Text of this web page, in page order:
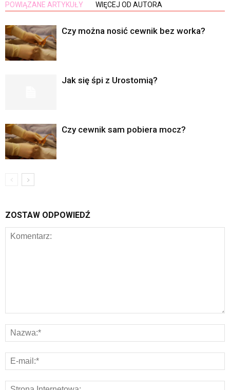
POWIĄZANE ARTYKUŁY WIĘCEJ OD AUTORA
Czy można nosić cewnik bez worka?
Jak się śpi z Urostomią?
Czy cewnik sam pobiera mocz?
ZOSTAW ODPOWIEDŹ